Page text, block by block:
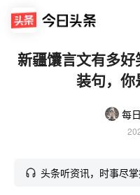
新疆馕言文有多
装句，你
每
头条听资讯，时事尽